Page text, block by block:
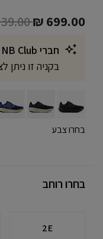
reduced from
to
₪ 699.00
חברי NB Club ?
בקניה זו ניתן
בחרו צבע
בחרו רוחב
2E